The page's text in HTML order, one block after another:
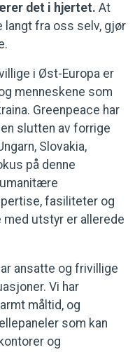
det i hjertet. At
langt fra oss selv, gjør
i Øst-Europa er
menneskene som
Greenpeace har
slutten av forrige
Slovakia,
på denne
fasiliteter og
utstyr er allerede
ansatte og frivillige
Vi har
måltid, og
som kan
og